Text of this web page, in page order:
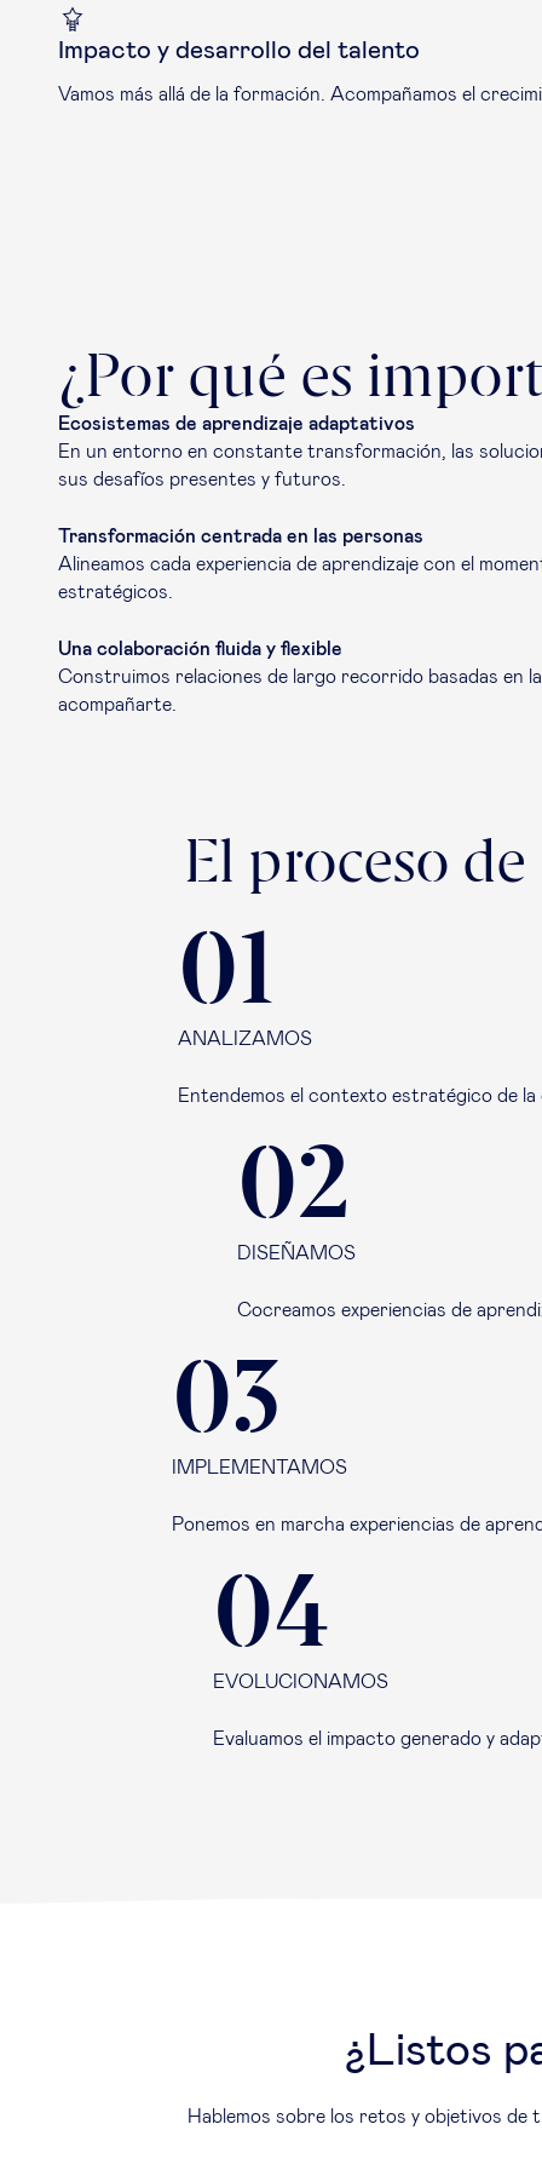
Impacto y desarrollo del talento
Vamos más allá de la formación. Acompañamos el
¿Por qué es
Ecosistemas de aprendizaje adaptativos
En un entorno en constante transformación, las
sus desafíos presentes y futuros.
Transformación centrada en las personas
Alineamos cada experiencia de aprendizaje con el
estratégicos.
Una colaboración fluida y flexible
Construimos relaciones de largo recorrido basadas en
acompañarte.
El proceso
01
ANALIZAMOS
Entendemos el contexto estratégico de
02
DISEÑAMOS
Cocreamos experiencias de
03
IMPLEMENTAMOS
Ponemos en marcha experiencias de
04
EVOLUCIONAMOS
Evaluamos el impacto generado y
¿Listos
Hablemos sobre los retos y objetivos de